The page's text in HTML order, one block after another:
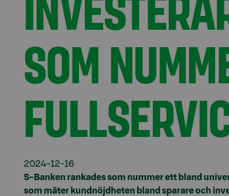
SOM
2024-12-16
S-Banken rankades som nummer ett bland
som mäter kundnöjdheten bland sparare och